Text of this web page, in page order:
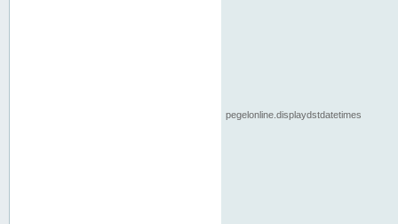
pegelonline.displaydstdatetimes